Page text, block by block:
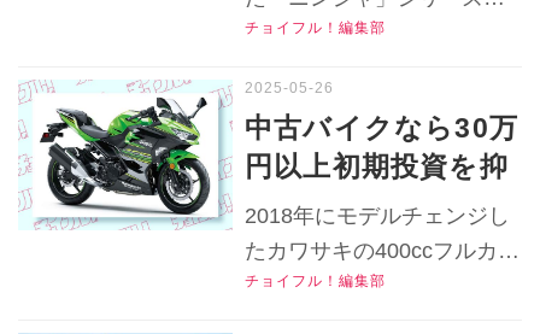
NINJA400（2019）
】
です。▶▶▶写真はこち
400（2019）」▶▶▶『チ
ョイフル！』の公式Ｘ（旧
Twitter）はこちら！
モデル以降がおすす
中古バイク選びの参
考書／KAWASAKI
Ninja400（2018）
】
中核『ニンジャ400』。車体
モデルチェンジした「ニン
ジャ250」ベースになったヨ
ンヒャクニンジャの実力
派？2018年モデルのインプ
レを紹介！▶▶▶『チョイ
チョイフル！編集部
中古バイクなら30万
円以上初期投資を抑
えて人気のカワサキ
『ニンジャ
400（2018～
2018年にモデルチェンジし
たカワサキの400ccフルカウ
ルスポーツ『ニンジャ400』
チョイフル！編集部